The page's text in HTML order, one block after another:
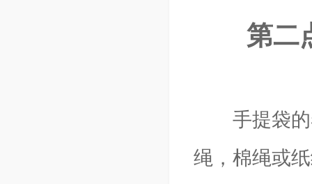
第二点
手提袋的
绳，棉绳或